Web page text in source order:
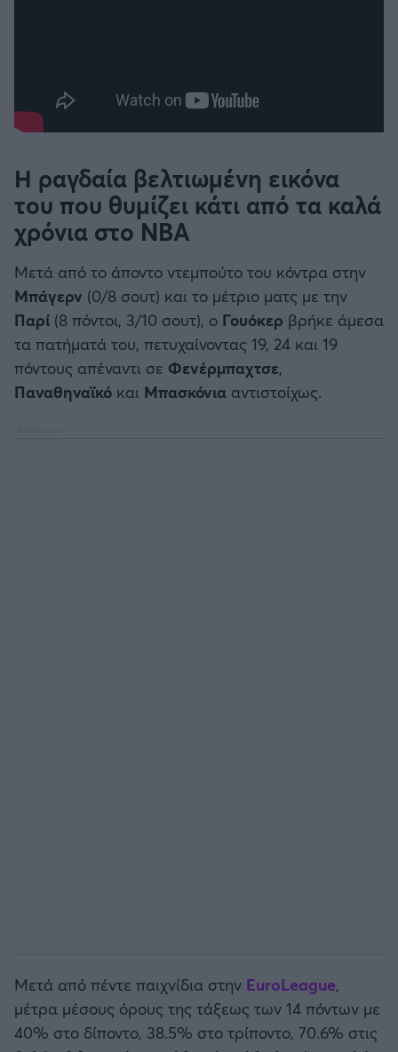
Η ραγδαία βελτιωμένη εικόνα
του που θυμίζει κάτι από τα καλά
χρόνια στο NBA
Μετά από το άποντο ντεμπούτο του κόντρα στην
Μπάγερν (0/8 σουτ) και το μέτριο ματς με την
Παρί (8 πόντοι, 3/10 σουτ), ο Γουόκερ βρήκε άμεσα
τα πατήματά του, πετυχαίνοντας 19, 24 και 19
πόντους απέναντι σε Φενέρμπαχτσε,
Παναθηναϊκό και Μπασκόνια αντιστοίχως.
Μετά από πέντε παιχνίδια στην EuroLeague,
μέτρα μέσους όρους της τάξεως των 14 πόντων με
40% στο δίποντο, 38.5% στο τρίποντο, 70.6% στις